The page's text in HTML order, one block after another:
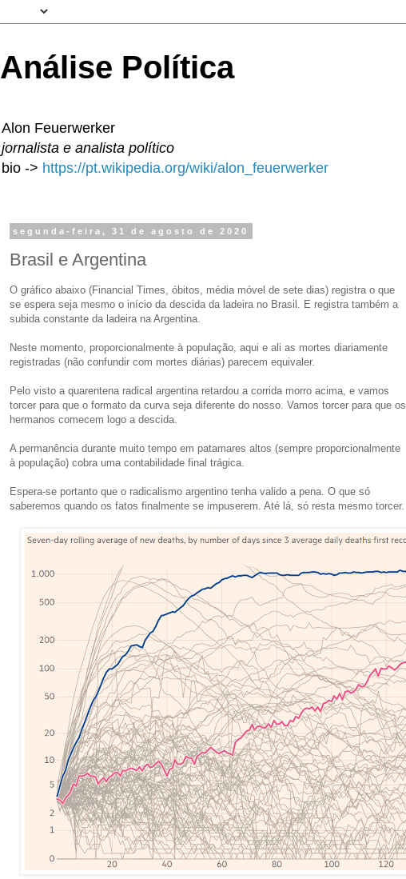
Análise Política
Alon Feuerwerker
jornalista e analista político
bio -> https://pt.wikipedia.org/wiki/alon_feuerwerker
segunda-feira, 31 de agosto de 2020
Brasil e Argentina
O gráfico abaixo (Financial Times, óbitos, média móvel de sete dias) registra o que
se espera seja mesmo o início da descida da ladeira no Brasil. E registra também a
subida constante da ladeira na Argentina.
Neste momento, proporcionalmente à população, aqui e ali as mortes diariamente
registradas (não confundir com mortes diárias) parecem equivaler.
Pelo visto a quarentena radical argentina retardou a corrida morro acima, e vamos
torcer para que o formato da curva seja diferente do nosso. Vamos torcer para que os
hermanos comecem logo a descida.
A permanência durante muito tempo em patamares altos (sempre proporcionalmente
à população) cobra uma contabilidade final trágica.
Espera-se portanto que o radicalismo argentino tenha valido a pena. O que só
saberemos quando os fatos finalmente se impuserem. Até lá, só resta mesmo torcer.